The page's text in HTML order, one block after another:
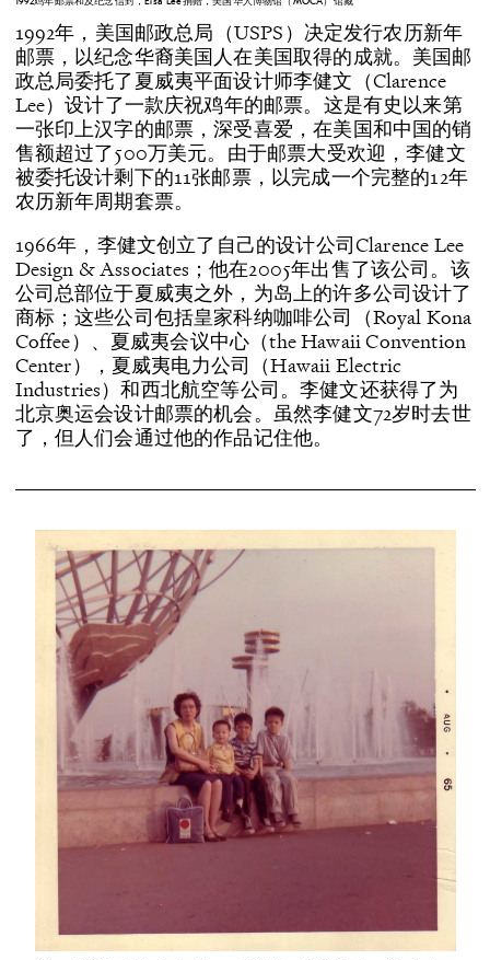
1992鸡年邮票和及纪念信封，Elsa Lee捐赠，美国华人博物馆（MOCA）馆藏
1992年，美国邮政总局（USPS）决定发行农历新年
邮票，以纪念华裔美国人在美国取得的成就。美国邮
政总局委托了夏威夷平面设计师李健文（Clarence
Lee）设计了一款庆祝鸡年的邮票。这是有史以来第
一张印上汉字的邮票，深受喜爱，在美国和中国的销
售额超过了500万美元。由于邮票大受欢迎，李健文
被委托设计剩下的11张邮票，以完成一个完整的12年
农历新年周期套票。
1966年，李健文创立了自己的设计公司Clarence Lee
Design & Associates；他在2005年出售了该公司。该
公司总部位于夏威夷之外，为岛上的许多公司设计了
商标；这些公司包括皇家科纳咖啡公司（Royal Kona
Coffee）、夏威夷会议中心（the Hawaii Convention
Center），夏威夷电力公司（Hawaii Electric
Industries）和西北航空等公司。李健文还获得了为
北京奥运会设计邮票的机会。虽然李健文72岁时去世
了，但人们会通过他的作品记住他。